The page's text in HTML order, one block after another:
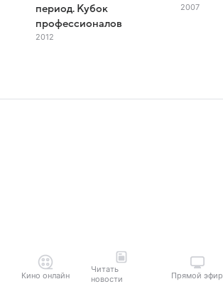
период. Кубок
профессионалов
2012
2007
Кино онлайн
Читать
новости
Прямой эфир